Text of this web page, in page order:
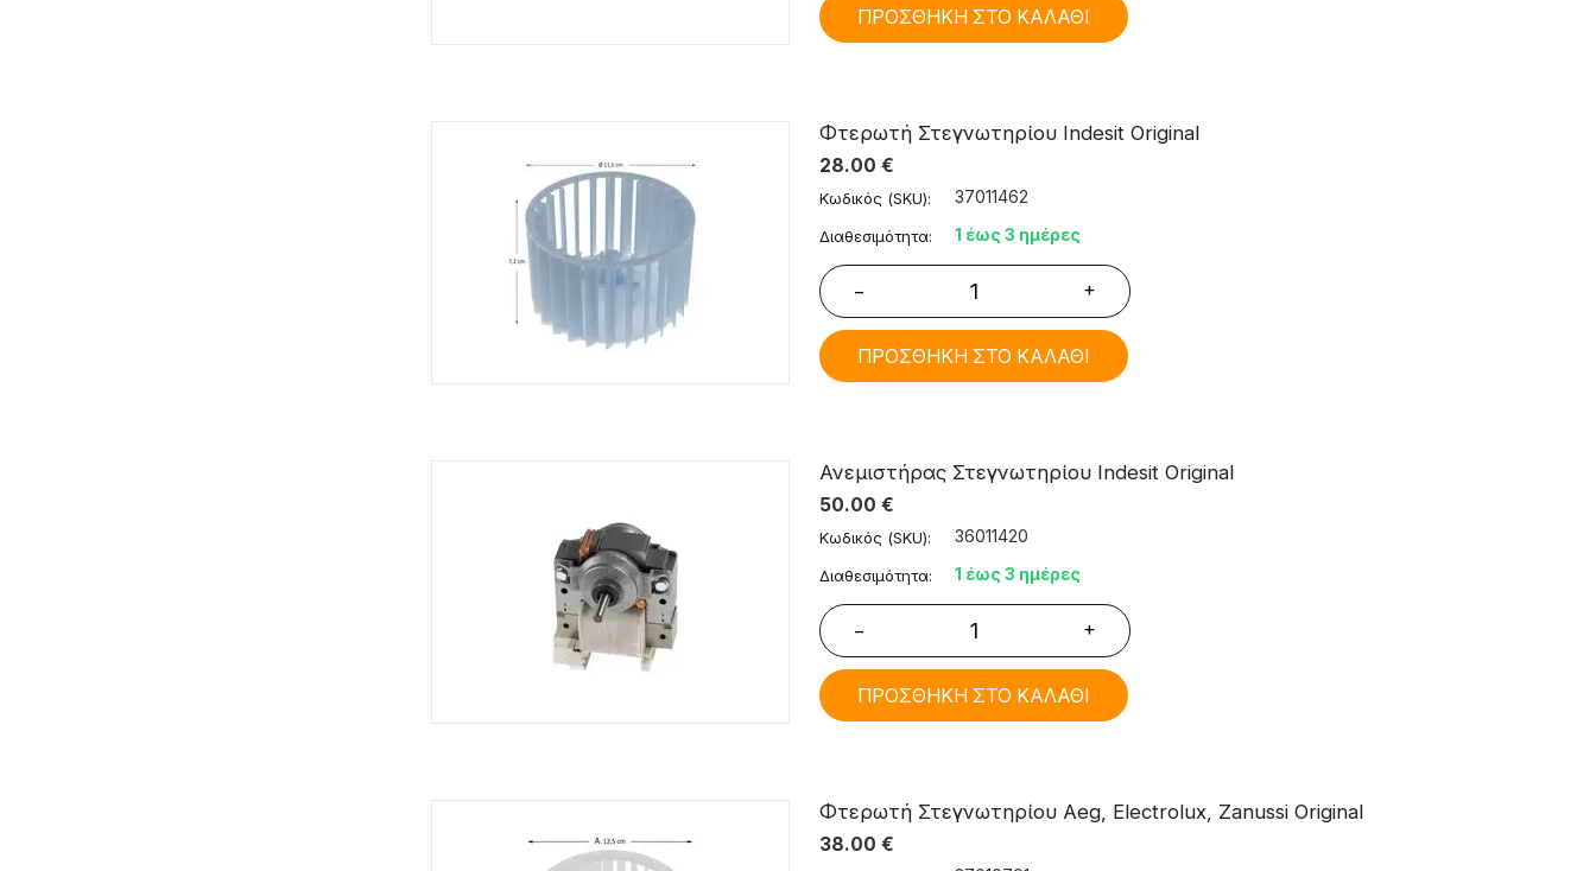
ΠΡΟΣΘΗΚΗ ΣΤΟ ΚΑΛΑΘΙ
Φτερωτή Στεγνωτηρίου Indesit Original
28.00 €
Κωδικός (SKU): 37011462
Διαθεσιμότητα: 1 έως 3 ημέρες
− +
ΠΡΟΣΘΗΚΗ ΣΤΟ ΚΑΛΑΘΙ
Ανεμιστήρας Στεγνωτηρίου Indesit Original
50.00 €
Κωδικός (SKU): 36011420
Διαθεσιμότητα: 1 έως 3 ημέρες
− +
ΠΡΟΣΘΗΚΗ ΣΤΟ ΚΑΛΑΘΙ
Φτερωτή Στεγνωτηρίου Aeg, Electrolux, Zanussi Original
38.00 €